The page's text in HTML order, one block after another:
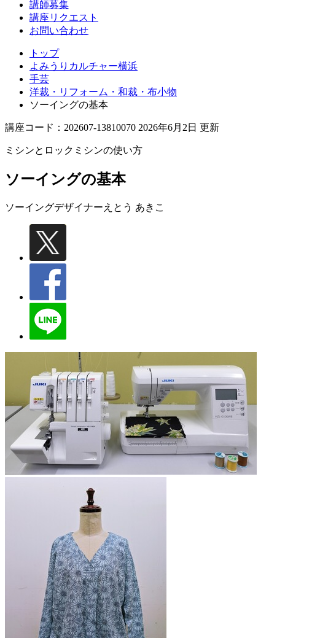
講師募集
講座リクエスト
お問い合わせ
トップ
よみうりカルチャー横浜
手芸
洋裁・リフォーム・和裁・布小物
ソーイングの基本
講座コード：202607-13810070 2026年6月2日 更新
ミシンとロックミシンの使い方
ソーイングの基本
ソーイングデザイナー えとう あきこ